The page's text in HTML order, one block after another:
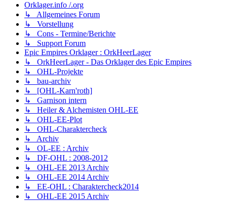
Orklager.info /.org
↳ Allgemeines Forum
↳ Vorstellung
↳ Cons - Termine/Berichte
↳ Support Forum
Epic Empires Orklager : OrkHeerLager
↳ OrkHeerLager - Das Orklager des Epic Empires
↳ OHL-Projekte
↳ bau-archiv
↳ [OHL-Karn'roth]
↳ Garnison intern
↳ Heiler & Alchemisten OHL-EE
↳ OHL-EE-Plot
↳ OHL-Charaktercheck
↳ Archiv
↳ OL-EE : Archiv
↳ DF-OHL : 2008-2012
↳ OHL-EE 2013 Archiv
↳ OHL-EE 2014 Archiv
↳ EE-OHL : Charaktercheck2014
↳ OHL-EE 2015 Archiv